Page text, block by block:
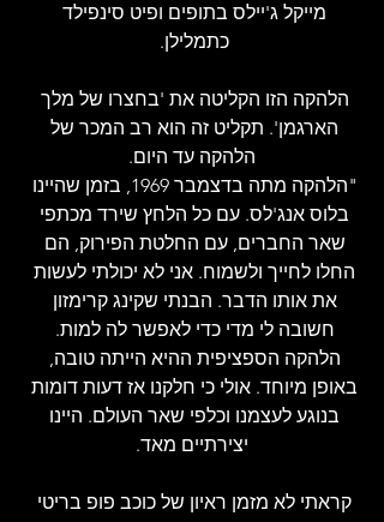
מייקל ג'יילס בתופים ופיט סינפילד
כתמלילן.
הלהקה הזו הקליטה את 'בחצרו של מלך
הארגמן'. תקליט זה הוא רב המכר של
הלהקה עד היום.
"הלהקה מתה בדצמבר 1969, בזמן שהיינו
בלוס אנג'לס. עם כל הלחץ שירד מכתפי
שאר החברים, עם החלטת הפירוק, הם
החלו לחייך ולשמוח. אני לא יכולתי לעשות
את אותו הדבר. הבנתי שקינג קרימזון
חשובה לי מדי כדי לאפשר לה למות.
הלהקה הספציפית ההיא הייתה טובה,
באופן מיוחד. אולי כי חלקנו אז דעות דומות
בנוגע לעצמנו וכלפי שאר העולם. היינו
יצירתיים מאד.
קראתי לא מזמן ראיון של כוכב פופ בריטי